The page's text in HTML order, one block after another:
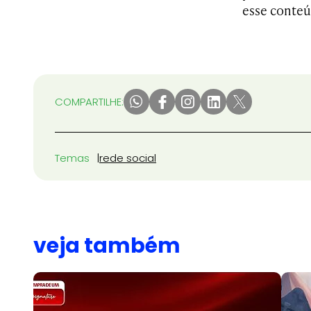
esse
COMPARTILHE:
Temas rede social
veja também